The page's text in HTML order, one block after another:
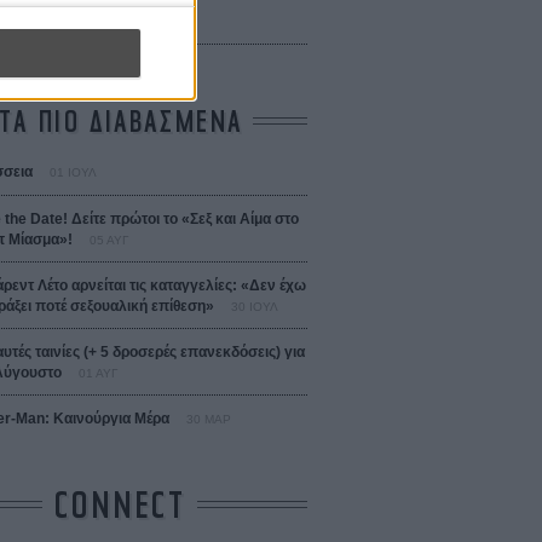
(The Moneymaker)
ΤΑ ΠΙΟ ΔΙΑΒΑΣΜΕΝΑ
the Date! Δείτε πρώτοι το «Σεξ και Αίμα στο
Μίασμα»!
Λέτο αρνείται τις καταγγελίες: «Δεν έχω
ποτέ σεξουαλική επίθεση»
ταινίες (+ 5 δροσερές επανεκδόσεις) για
Man: Καινούργια Μέρα 30 ΜΑΡ
CONNECT